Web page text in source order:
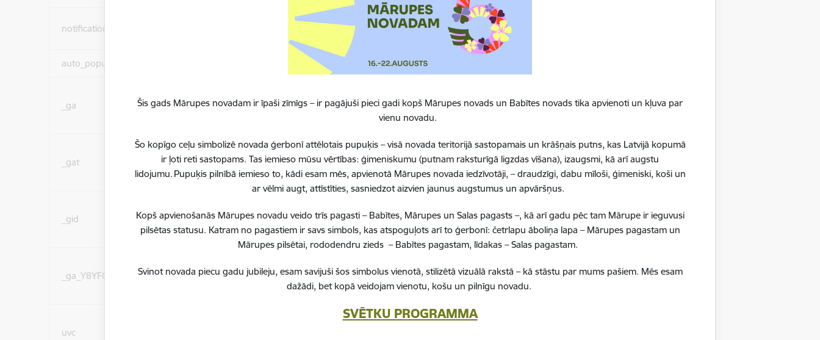
Šis gads Mārupes novadam ir īpaši zīmīgs – ir pagājuši pieci gadi kopš Mārupes novads un Babītes novads tika apvienoti un kļuva par
vienu novadu.
Šo kopīgo ceļu simbolizē novada ģerbonī attēlotais pupuķis – visā novada teritorijā sastopamais un krāšņais putns, kas Latvijā kopumā
ir ļoti reti sastopams. Tas iemieso mūsu vērtības: ģimeniskumu (putnam raksturīgā ligzdas vīšana), izaugsmi, kā arī augstu
lidojumu. Pupuķis pilnībā iemieso to, kādi esam mēs, apvienotā Mārupes novada iedzīvotāji, – draudzīgi, dabu mīloši, ģimeniski, koši un
ar vēlmi augt, attīstīties, sasniedzot aizvien jaunus augstumus un apvāršņus.
Kopš apvienošanās Mārupes novadu veido trīs pagasti – Babītes, Mārupes un Salas pagasts –, kā arī gadu pēc tam Mārupe ir ieguvusi
pilsētas statusu. Katram no pagastiem ir savs simbols, kas atspoguļots arī to ģerbonī: četrlapu āboliņa lapa – Mārupes pagastam un
Mārupes pilsētai, rododendru zieds – Babītes pagastam, līdakas – Salas pagastam.
Svinot novada piecu gadu jubileju, esam savijuši šos simbolus vienotā, stilizētā vizuālā rakstā – kā stāstu par mums pašiem. Mēs esam
dažādi, bet kopā veidojam vienotu, košu un pilnīgu novadu.
SVĒTKU PROGRAMMA
notification_messages
Sīkdatne ir nepieciešama, lai visiem lietotājiem nerādītu
ziņojumus pēc tam, kad viņi ir izlasījuši un aizvēruši tos.
auto_popup_showed Reģistrē, ka tiek parādīts modālais logs.
_ga
lai uzlabotu vietnes darbību un
Reģistrē unikālu ID, kas tiek izmantots statistisko datu iegūšanai
par to, kā apmeklētājs izmanto vietni.
2 gadi
_gat
Statistikas sīkdatnes (nepieciešamas,
lai uzlabotu vietnes darbību un
pakalpojumus)
Izmanto Google Analytics, lai samazinātu pieprasījuma līmeni. 1 minūte
_gid
lai uzlabotu vietnes darbību un
pakalpojumus)
Reģistrē unikālu ID, kas tiek izmantots statistisko datu iegūšanai
par to, kā apmeklētājs izmanto vietni.
24 stundas
_ga_Y8YFCL82PW
lai uzlabotu vietnes darbību un
izmantots statistisko datu iegūšanai par to, kā apmeklētājs
izmanto vietni.
24 stundas
uvc
Šīs sīkdatnes ir paredzētas tādu vietņu un satura koplietošanai,